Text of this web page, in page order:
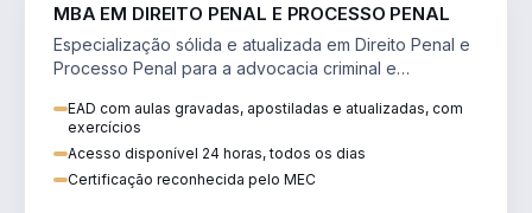
MBA EM DIREITO PENAL E PROCESSO PENAL
Especialização sólida e atualizada em Direito Penal e
Processo Penal para a advocacia criminal e
EAD com aulas gravadas, apostiladas e atualizadas, com
exercícios
Acesso disponível 24 horas, todos os dias
Certificação reconhecida pelo MEC